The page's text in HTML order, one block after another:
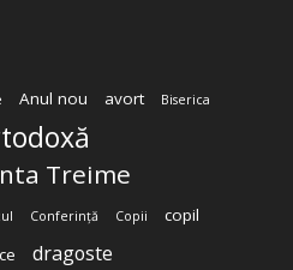
Anul nou avort Biserica
Treime
Conferință Copii
copil
dragoste